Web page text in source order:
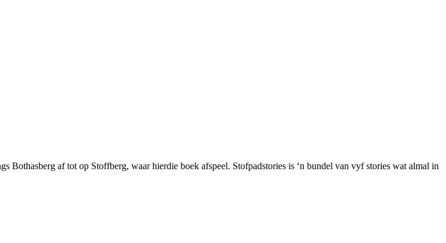
Bothasberg af tot op Stoffberg, waar hierdie boek afspeel. Stofpadstories is ‘n bundel van vyf stories wat almal in